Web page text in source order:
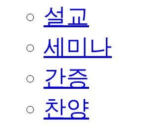
설교
세미나
간증
찬양